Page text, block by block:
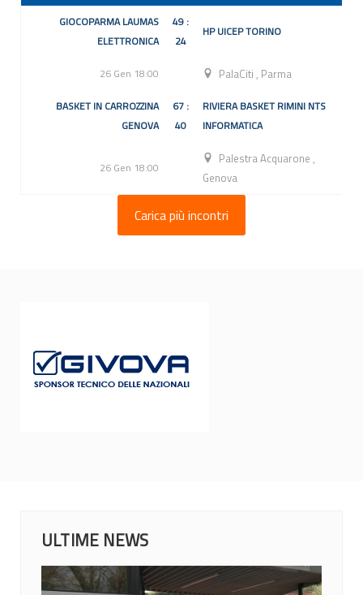
GIOCOPARMA LAUMAS
ELETTRONICA
49 :
24
HP UICEP TORINO
26 Gen 18:00 PalaCiti, Parma
BASKET IN CARROZZINA
GENOVA
67 :
40
RIVIERA BASKET RIMINI NTS
INFORMATICA
26 Gen 18:00
Palestra Acquarone,
Genova
Carica più incontri
ULTIME NEWS